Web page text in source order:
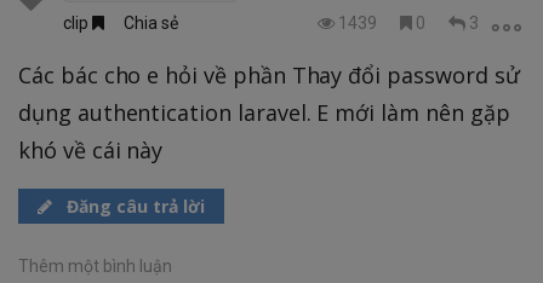
clip Chia sẻ 1439 0 3
Các bác cho e hỏi về phần Thay đổi password sử
dụng authentication laravel. E mới làm nên gặp
khó về cái này
Đăng câu trả lời
Thêm một bình luận